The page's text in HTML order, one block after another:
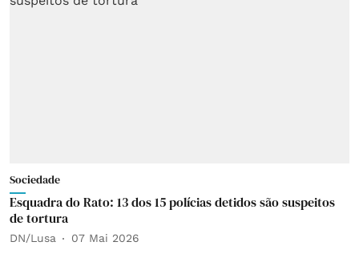
Sociedade
Esquadra do Rato: 13 dos 15 polícias detidos são suspeitos
de tortura
DN/Lusa 07 Mai 2026